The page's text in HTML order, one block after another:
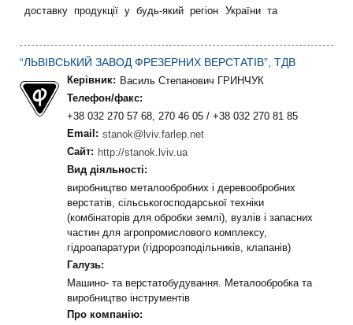
доставку продукції у будь-який регіон України та
“ЛЬВІВСЬКИЙ ЗАВОД ФРЕЗЕРНИХ ВЕРСТАТIВ”, ТДВ
Керівник: Василь Степанович ГРИНЧУК
Телефон/факс:
+38 032 270 57 68, 270 46 05 / +38 032 270 81 85
Email: stanok@lviv.farlep.net
Сайт: http://stanok.lviv.ua
Вид діяльності:
виробництво металообробних і деревообробних
верстатів, сільськогосподарської техніки
(комбінаторів для обробки землі), вузлів і запасних
частин для агропромислового комплексу,
гідроапаратури (гідророзподільників, клапанів)
Галузь:
Машино- та верстатобудування. Металообробка та
виробництво інструментів
Про компанію: